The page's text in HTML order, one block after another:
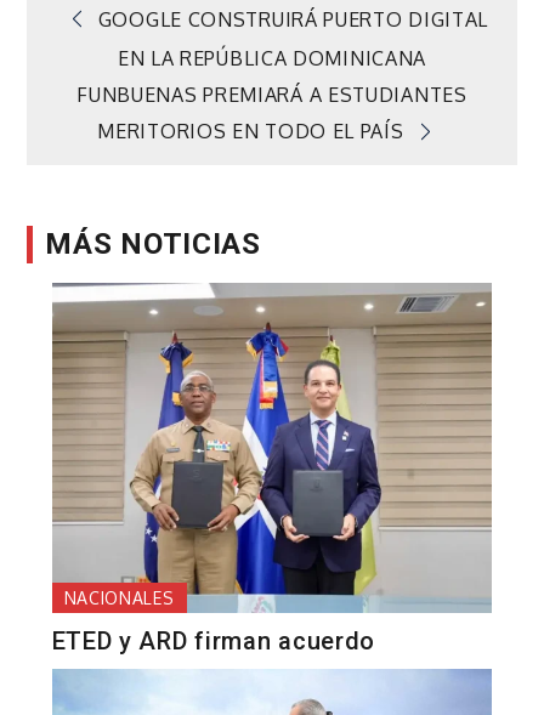
Navegación
de
GOOGLE CONSTRUIRÁ PUERTO DIGITAL
EN LA REPÚBLICA DOMINICANA
FUNBUENAS PREMIARÁ A ESTUDIANTES
MERITORIOS EN TODO EL PAÍS
MÁS NOTICIAS
NACIONALES
ETED y ARD firman acuerdo